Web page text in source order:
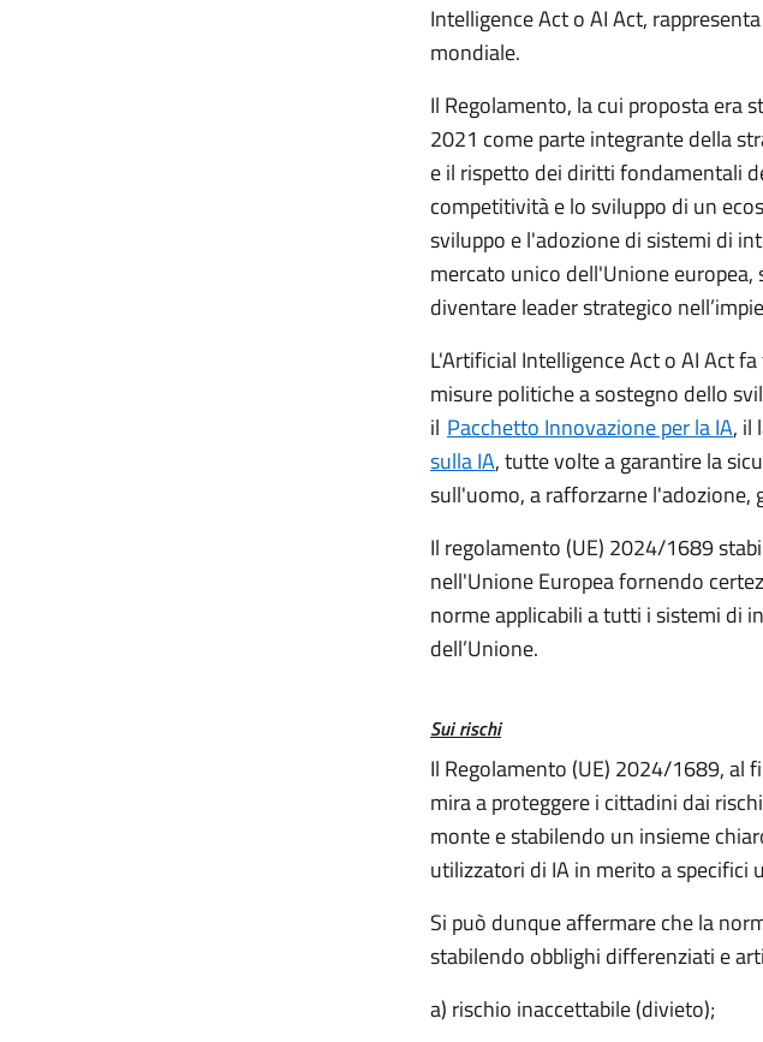
Intelligence Act o AI Act,
mondiale.
Il Regolamento, la cui proposta era
2021 come parte integrante della
e il rispetto dei diritti fondamentali
competitività e lo sviluppo di un
sviluppo e l'adozione di sistemi di
mercato unico dell'Unione
diventare leader strategico
L'Artificial Intelligence Act o AI Act
misure politiche a sostegno dello
il Pacchetto Innovazione per la IA, il
sulla IA, tutte volte a garantire la
sull'uomo, a rafforzarne
Il regolamento (UE) 2024/1689
nell'Unione Europea fornendo
norme applicabili a tutti i sistemi di
dell’Unione.
Sui rischi
Il Regolamento (UE) 2024/1689, al
mira a proteggere i cittadini dai
monte e stabilendo un insieme
utilizzatori di IA in merito a specifici
Si può dunque affermare che la
stabilendo obblighi differenziati e
a) rischio inaccettabile (divieto);